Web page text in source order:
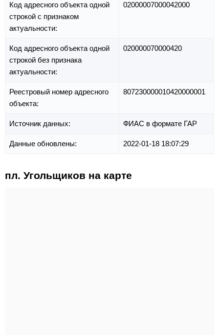
Код адресного объекта одной
строкой с признаком
актуальности:
02000007000042000
Код адресного объекта одной
строкой без признака
актуальности:
020000070000420
Реестровый номер адресного
объекта:
807230000010420000001
Источник данных: ФИАС в формате ГАР
Данные обновлены: 2022-01-18 18:07:29
пл. Угольщиков на карте